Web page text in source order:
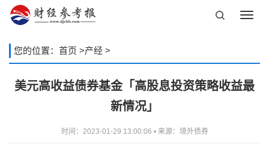
您的位置： 首页 >产经 >
美元高收益债券基金「高股息投资策略收益最
新情况」
时间：2023-01-29 13:00:06 • 来源：境外债券